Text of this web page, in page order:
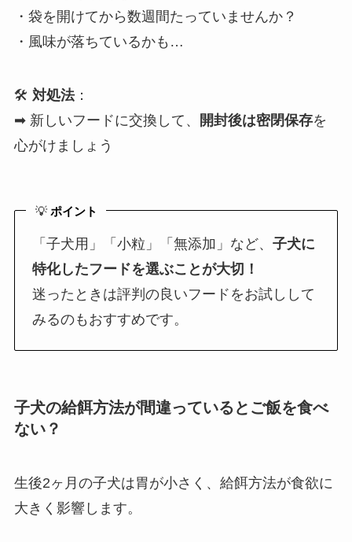
・袋を開けてから数週間たっていませんか？
・風味が落ちているかも…
🛠 対処法：
➡ 新しいフードに交換して、
開封後は密閉保存を
心がけましょう
💡ポイント
「子犬用」「小粒」「無添加」など、子犬に
特化したフードを選ぶことが大切！
迷ったときは評判の良いフードをお試しして
みるのもおすすめです。
子犬の給餌方法が間違っているとご飯を食べ
ない？
生後2ヶ月の子犬は胃が小さく、給餌方法が食欲に
大きく影響します。